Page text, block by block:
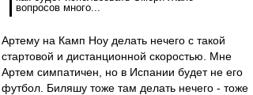
вопросов много...
Артему на Камп Ноу делать нечего с такой
стартовой и дистанционной скоростью. Мне
Артем симпатичен, но в Испании будет не его
футбол. Биляшу тоже там делать нечего - тоже